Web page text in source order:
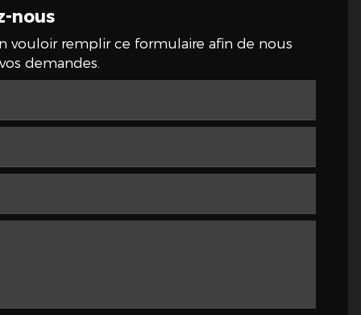
nous
vouloir remplir ce formulaire afin de nous
demandes.